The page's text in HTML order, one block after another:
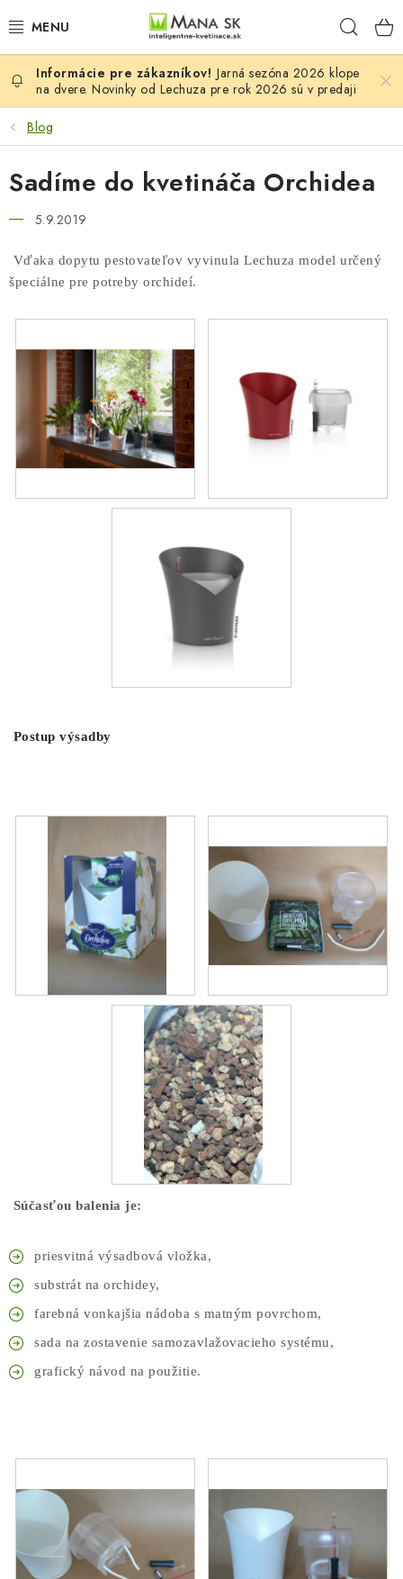
na
VŠETKY MODELY LECHUZA
NOVINKY LECHUZA
STOLOVÉ KVETINÁČE LECHUZA
PREMIUM
COLOR
PALO
COTTAGE
O nás Obchodné podmienky
Reklamačný poriadok
Odstúpenie od zmluvy
Jarná sezóna 2026 klope
na dvere. Novinky od Lechuza pre rok 2026 sú v predaji
Blog
Sadíme do kvetináča Orchidea
5.9.2019
Vďaka dopytu pestovateľov vyvinula Lechuza model určený
špeciálne pre potreby orchideí.
Postup výsadby
Súčasťou balenia je:
priesvitná výsadbová vložka,
substrát na orchidey,
farebná vonkajšia nádoba s matným povrchom,
sada na zostavenie samozavlažovacieho systému,
grafický návod na použitie.